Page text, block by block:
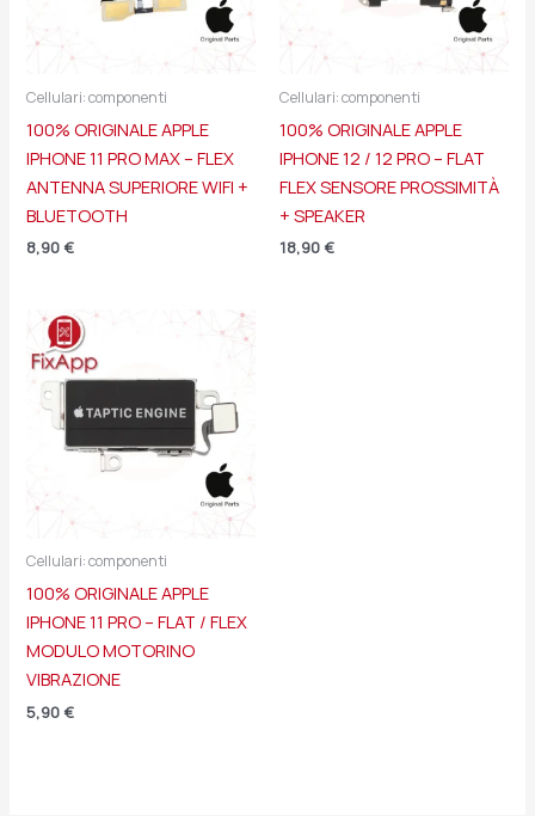
Cellulari: componenti
100% ORIGINALE APPLE
IPHONE 11 PRO MAX – FLEX
ANTENNA SUPERIORE WIFI +
BLUETOOTH
8,90 €
Cellulari: componenti
100% ORIGINALE APPLE
IPHONE 12 / 12 PRO – FLAT
FLEX SENSORE PROSSIMITÀ
+ SPEAKER
18,90 €
Cellulari: componenti
100% ORIGINALE APPLE
IPHONE 11 PRO – FLAT / FLEX
MODULO MOTORINO
VIBRAZIONE
5,90 €